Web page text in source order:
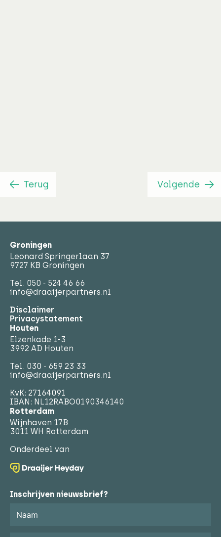
Terug Volgende
Groningen
Leonard Springerlaan 37
9727 KB Groningen
Tel. 050 - 524 46 66
info@draaijerpartners.nl
Disclaimer
Privacystatement
Houten
Elzenkade 1-3
3992 AD Houten
Tel. 030 - 659 23 33
info@draaijerpartners.nl
KvK: 27164091
IBAN: NL12RABO0190346140
Rotterdam
Wijnhaven 17B
3011 WH Rotterdam
Onderdeel van
Inschrijven nieuwsbrief?